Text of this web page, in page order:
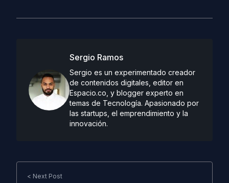
Sergio Ramos
Sergio es un experimentado creador
de contenidos digitales, editor en
Espacio.co, y blogger experto en
temas de Tecnología. Apasionado por
las startups, el emprendimiento y la
innovación.
< Next Post